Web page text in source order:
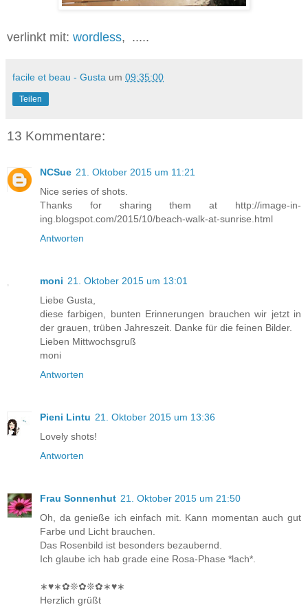
verlinkt mit: wordless, .....
facile et beau - Gusta um 09:35:00
Teilen
13 Kommentare:
NCSue 21. Oktober 2015 um 11:21
Nice series of shots.
Thanks for sharing them at http://image-in-
ing.blogspot.com/2015/10/beach-walk-at-sunrise.html
Antworten
moni 21. Oktober 2015 um 13:01
Liebe Gusta,
diese farbigen, bunten Erinnerungen brauchen wir jetzt in
der grauen, trüben Jahreszeit. Danke für die feinen Bilder.
Lieben Mittwochsgruß
moni
Antworten
Pieni Lintu 21. Oktober 2015 um 13:36
Lovely shots!
Antworten
Frau Sonnenhut 21. Oktober 2015 um 21:50
Oh, da genieße ich einfach mit. Kann momentan auch gut
Farbe und Licht brauchen.
Das Rosenbild ist besonders bezaubernd.
Ich glaube ich hab grade eine Rosa-Phase *lach*.
∗♥∗✿❊✿❊✿∗♥∗
Herzlich grüßt